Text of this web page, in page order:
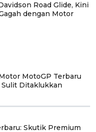
Road Glide, Kini
dengan Motor
MotoGP Terbaru
Ditaklukkan
Skutik Premium